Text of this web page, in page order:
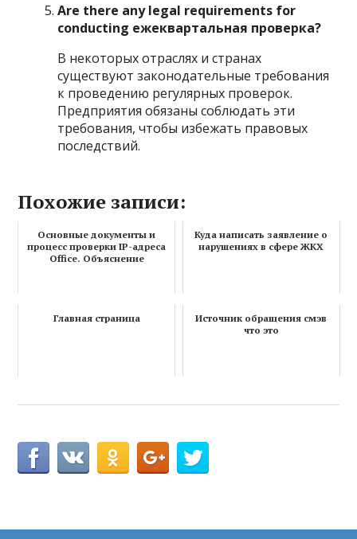
Are there any legal requirements for
conducting ежеквартальная проверка?
В некоторых отраслях и странах
существуют законодательные требования
к проведению регулярных проверок.
Предприятия обязаны соблюдать эти
требования, чтобы избежать правовых
последствий.
Похожие записи:
Основные документы и
процесс проверки IP-адреса
Office. Объяснение
Куда написать заявление о
нарушениях в сфере ЖКХ
Главная страница
Источник обращения смэв
что это